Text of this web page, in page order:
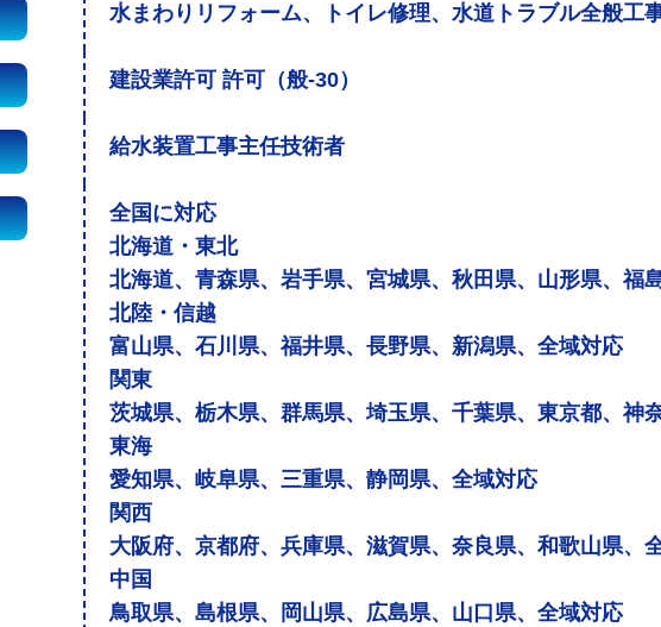
水まわりリフォーム、トイレ修理、水道トラブル全般工
建設業許可 許可（般-30）
給水装置工事主任技術者
全国に対応
北海道・東北
北海道、青森県、岩手県、宮城県、秋田県、山形県、福
北陸・信越
富山県、石川県、福井県、長野県、新潟県、全域対応
関東
茨城県、栃木県、群馬県、埼玉県、千葉県、東京都、神
東海
愛知県、岐阜県、三重県、静岡県、全域対応
関西
大阪府、京都府、兵庫県、滋賀県、奈良県、和歌山県、
中国
鳥取県、島根県、岡山県、広島県、山口県、全域対応